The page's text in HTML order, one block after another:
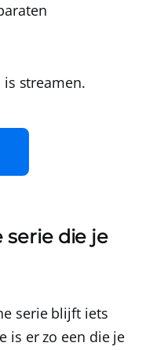
streamen.
serie die je
serie blijft iets
is er zo een die je